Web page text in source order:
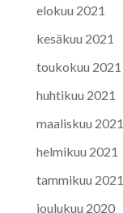
elokuu 2021
kesäkuu 2021
toukokuu 2021
huhtikuu 2021
maaliskuu 2021
helmikuu 2021
tammikuu 2021
joulukuu 2020